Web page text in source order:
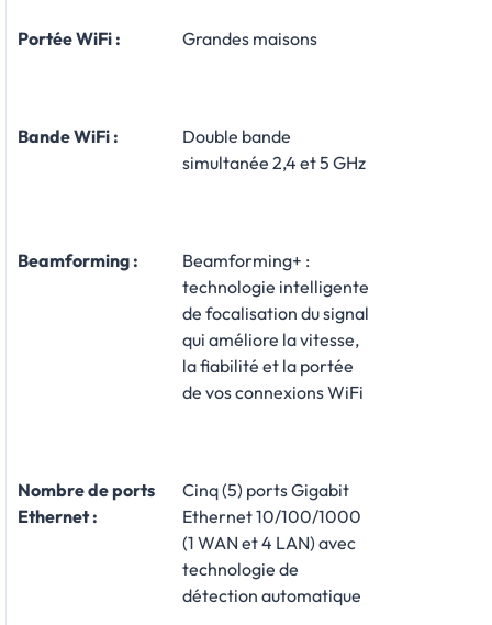
Portée WiFi : Grandes maisons
Bande WiFi :
Double bande
simultanée 2,4 et 5 GHz
Beamforming :
Beamforming+ :
technologie intelligente
de focalisation du signal
qui améliore la vitesse,
la fiabilité et la portée
de vos connexions WiFi
Nombre de ports
Ethernet :
Cinq (5) ports Gigabit
Ethernet 10/100/1000
(1 WAN et 4 LAN) avec
technologie de
détection automatique